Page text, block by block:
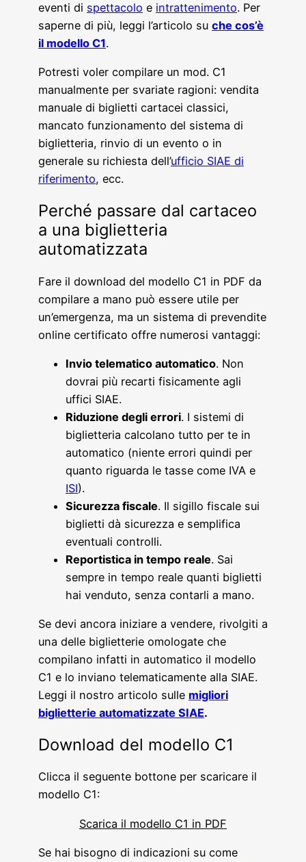
eventi di spettacolo e intrattenimento. Per
saperne di più, leggi l’articolo su che cos’è
il modello C1.
Potresti voler compilare un mod. C1
manualmente per svariate ragioni: vendita
manuale di biglietti cartacei classici,
mancato funzionamento del sistema di
biglietteria, rinvio di un evento o in
generale su richiesta dell’ufficio SIAE di
riferimento, ecc.
Perché passare dal cartaceo
a una biglietteria
automatizzata
Fare il download del modello C1 in PDF da
compilare a mano può essere utile per
un’emergenza, ma un sistema di prevendite
online certificato offre numerosi vantaggi:
Invio telematico automatico. Non
dovrai più recarti fisicamente agli
uffici SIAE.
Riduzione degli errori. I sistemi di
biglietteria calcolano tutto per te in
automatico (niente errori quindi per
quanto riguarda le tasse come IVA e
ISI).
Sicurezza fiscale. Il sigillo fiscale sui
biglietti dà sicurezza e semplifica
eventuali controlli.
Reportistica in tempo reale. Sai
sempre in tempo reale quanti biglietti
hai venduto, senza contarli a mano.
Se devi ancora iniziare a vendere, rivolgiti a
una delle biglietterie omologate che
compilano infatti in automatico il modello
C1 e lo inviano telematicamente alla SIAE.
Leggi il nostro articolo sulle migliori
biglietterie automatizzate SIAE.
Download del modello C1
Clicca il seguente bottone per scaricare il
modello C1:
Scarica il modello C1 in PDF
Se hai bisogno di indicazioni su come